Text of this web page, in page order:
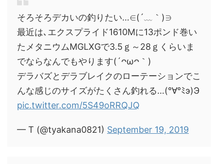
そろそろデカいの釣りたい…∈(´﹏｀)∋
最近は､エクスプライド1610Mに13ポンド巻い
たメタニウムMGLXGで3.5ｇ～28ｇくらいま
でならなんでもやります(´ᴖωᴖ｀)
デラバズとデラブレイクのローテーションでこ
んな感じのサイズがたくさん釣れる…(°∀°ﾐэ)Э
pic.twitter.com/5S49oRRQJQ
— T (@tyakana0821) September 19, 2019